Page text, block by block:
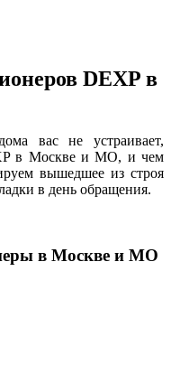
DEXP в
вас не устраивает,
в Москве и МО, и чем
вышедшее из строя
в день обращения.
в Москве и МО